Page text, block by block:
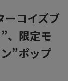
ーコイズブ
、限定モ
”ポップ